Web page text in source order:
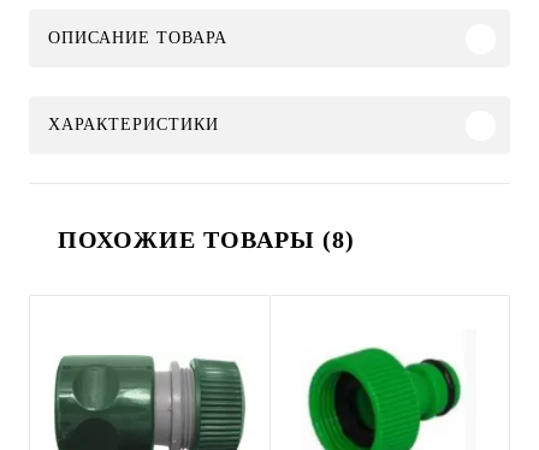
ОПИСАНИЕ ТОВАРА
ХАРАКТЕРИСТИКИ
ПОХОЖИЕ ТОВАРЫ (8)